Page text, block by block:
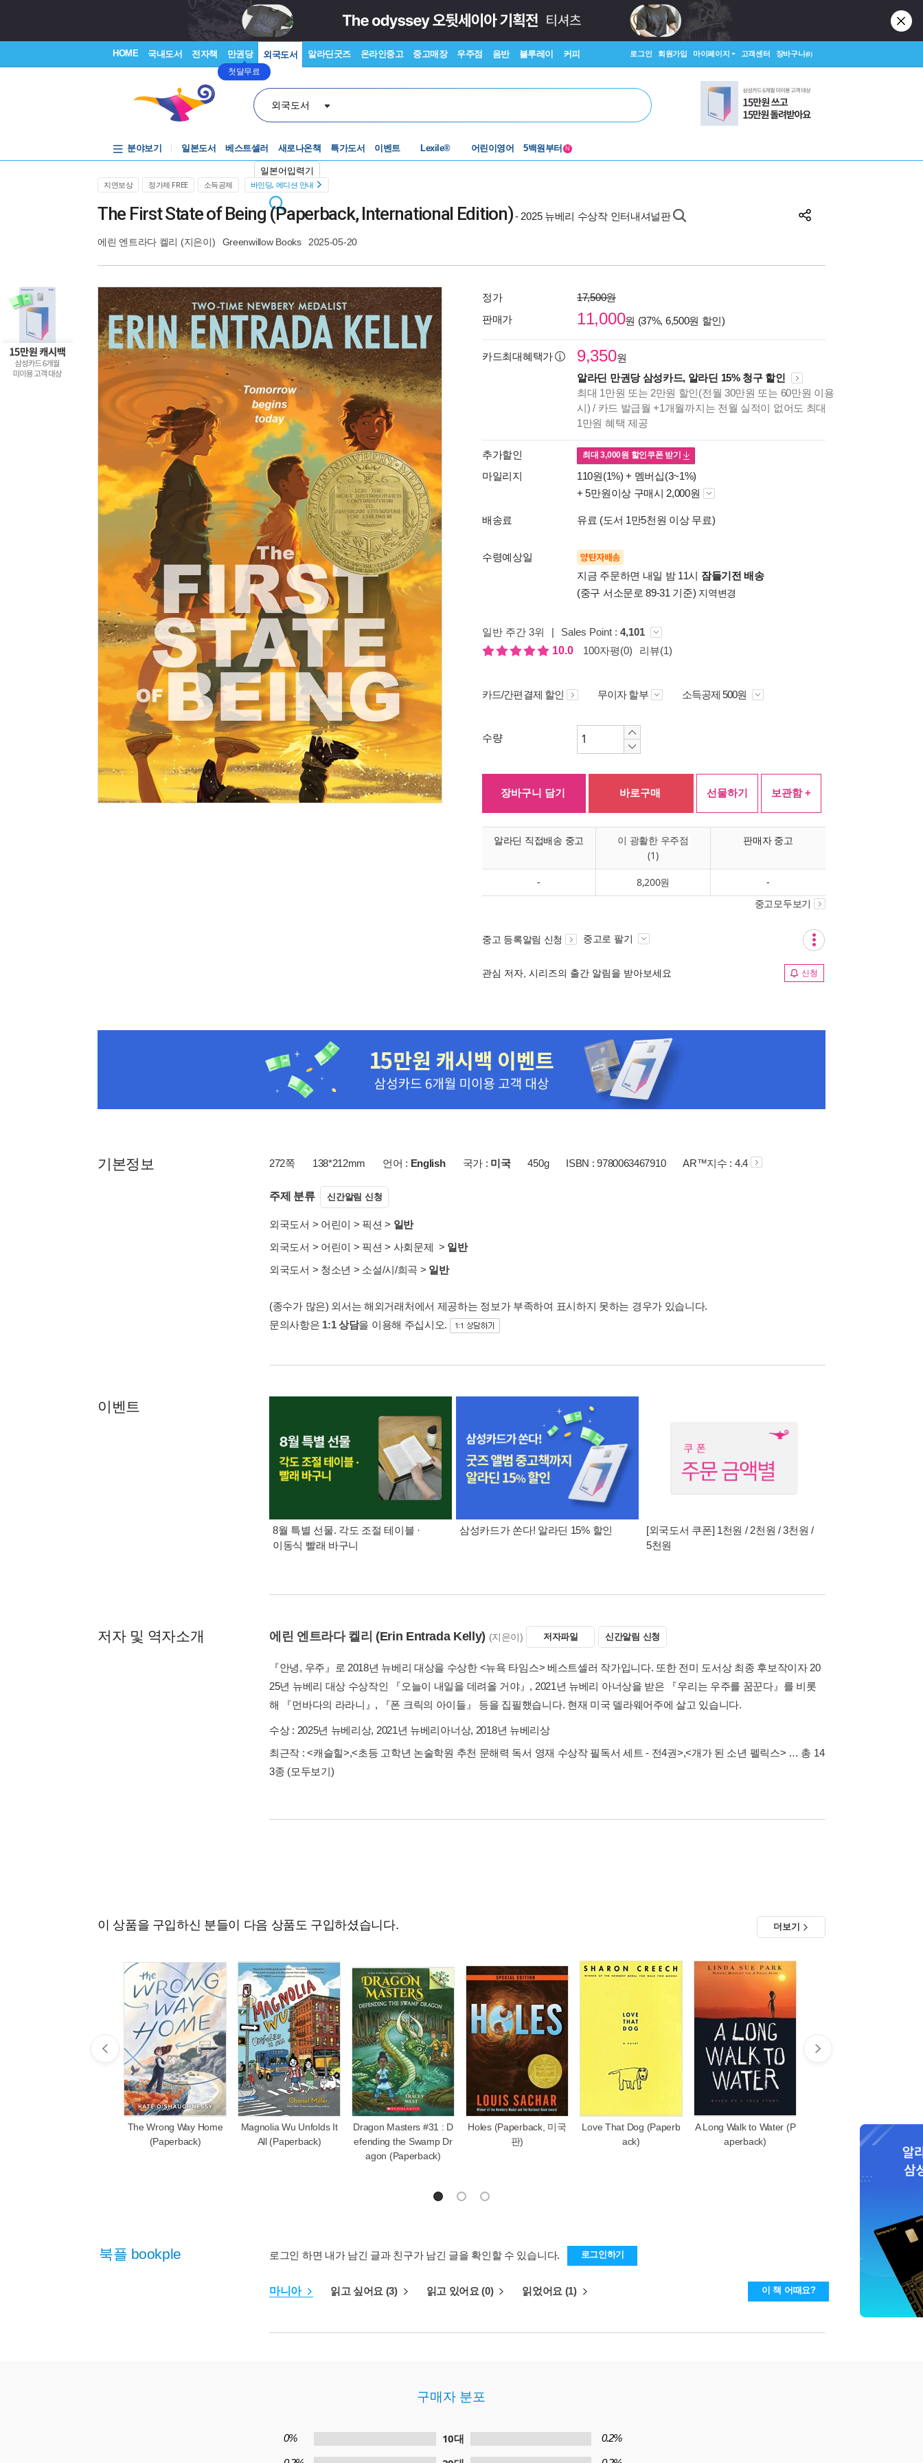
HOME 국내도서 전자책 만권당
첫달무료
외국도서 알라딘굿즈 온라인중고 중고매장 우주점 음반 블루레이 커피 로그인 회원가입 마이페이지 고객센터 장바구니(0)
외국도서
일본어입력기
분야보기 일본도서 베스트셀러 새로나온책 특가도서 이벤트
Lexile®
어린이영어
5백원부터 N
지연보상 정가제 FREE 소득공제 바인딩, 에디션 안내
The First State of Being (Paperback, International Edition)- 2025 뉴베리 수상작 인터내셔널판
에린 엔트라다 켈리 (지은이) Greenwillow Books 2025-05-20
정가
17,500원
판매가
11,000원 (37%, 6,500원 할인)
카드최대혜택가 9,350원
알라딘 만권당 삼성카드, 알라딘 15% 청구 할인
최대 1만원 또는 2만원 할인(전월 30만원 또는 60만원 이용
시) / 카드 발급월 +1개월까지는 전월 실적이 없어도 최대
1만원 혜택 제공
추가할인 최대3,000원 할인쿠폰 받기
마일리지 110원(1%) + 멤버십(3~1%)
+ 5만원이상 구매시 2,000원
배송료 유료 (도서 1만5천원 이상 무료)
수령예상일 양탄자배송
지금 주문하면 내일 밤 11시 잠들기전 배송
(중구 서소문로 89-31 기준) 지역변경
일반 주간 3위 | Sales Point : 4,101
10.0
100자평(0) 리뷰(1)
카드/간편결제 할인 무이자 할부 소득공제 500원
수량
장바구니 담기 바로구매 선물하기 보관함 +
알라딘 직접배송 중고
이 광활한 우주점
(1)
판매자 중고
- 8,200원 -
중고모두보기
중고 등록알림 신청 중고로 팔기
관심 저자, 시리즈의 출간 알림을 받아보세요 신청
기본정보 272쪽 138*212mm 언어 : English 국가 : 미국 450g ISBN : 9780063467910 AR™지수 : 4.4
주제 분류 신간알림 신청
외국도서 > 어린이 > 픽션 > 일반
외국도서 > 어린이 > 픽션 > 사회문제 > 일반
외국도서 > 청소년 > 소설/시/희곡 > 일반
(종수가 많은) 외서는 해외거래처에서 제공하는 정보가 부족하여 표시하지 못하는 경우가 있습니다.
문의사항은 1:1 상담을 이용해 주십시오.
이벤트
8월 특별 선물. 각도 조절 테이블 ·
이동식 빨래 바구니
삼성카드가 쏜다! 알라딘 15% 할인
[외국도서 쿠폰] 1천원 / 2천원 / 3천원 /
5천원
저자 및 역자소개 에린 엔트라다 켈리 (Erin Entrada Kelly) (지은이) 저자파일 신간알림 신청
『안녕, 우주』로 2018년 뉴베리 대상을 수상한 <뉴욕 타임스> 베스트셀러 작가입니다. 또한 전미 도서상 최종 후보작이자 20
25년 뉴베리 대상 수상작인 『오늘이 내일을 데려올 거야』, 2021년 뉴베리 아너상을 받은 『우리는 우주를 꿈꾼다』를 비롯
해 『먼바다의 라라니』, 『폰 크릭의 아이들』 등을 집필했습니다. 현재 미국 델라웨어주에 살고 있습니다.
수상 : 2025년 뉴베리상, 2021년 뉴베리아너상, 2018년 뉴베리상
최근작 :<캐슬힐>,<초등 고학년 논술학원 추천 문해력 독서 영재 수상작 필독서 세트 - 전4권>,<개가 된 소년 펠릭스> … 총 14
3종 (모두보기)
이 상품을 구입하신 분들이 다음 상품도 구입하셨습니다. 더보기
The Wrong Way Home
(Paperback)
Magnolia Wu Unfolds It
All (Paperback)
Dragon Masters #31 : D
efending the Swamp Dr
agon (Paperback)
Holes (Paperback, 미국
판)
Love That Dog (Paperb
ack)
A Long Walk to Water (P
aperback)
When You Reach Me:
(Newbery Medal Winne
북플 bookple 로그인 하면 내가 남긴 글과 친구가 남긴 글을 확인할 수 있습니다. 로그인하기
마니아 읽고 싶어요 (3) 읽고 있어요 (0) 읽었어요 (1) 이 책 어때요?
구매자 분포
0% 10대 0.2%